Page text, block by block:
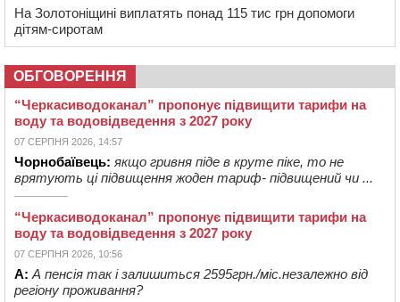
На Золотоніщині виплатять понад 115 тис грн допомоги
дітям-сиротам
ОБГОВОРЕННЯ
“Черкасиводоканал” пропонує підвищити тарифи на
воду та водовідведення з 2027 року
07 СЕРПНЯ 2026, 14:57
Чорнобаївець: якщо гривня піде в круте піке, то не
врятують ці підвищення жоден тариф- підвищений чи ...
“Черкасиводоканал” пропонує підвищити тарифи на
воду та водовідведення з 2027 року
07 СЕРПНЯ 2026, 10:56
А: А пенсія так і залишиться 2595грн./міс.незалежно від
регіону проживання?